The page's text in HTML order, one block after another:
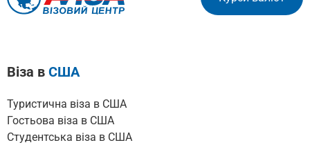
Віза в США
Туристична віза в США
Гостьова віза в США
Cтудентська віза в США